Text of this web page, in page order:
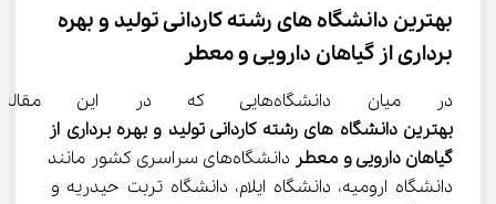
بهترین دانشگاه های رشته ﻛﺎردانی ﺗﻮلید و ﺑﻬﺮه
ﺑﺮداری از گیاﻫﺎن دارویی و ﻣﻌﻄﺮ
در میان دانشگاه‌هایی که در این مقاله معرفی شده است،
بهترین دانشگاه های رشته ﻛﺎردانی ﺗﻮلید و ﺑﻬﺮه ﺑﺮداری از
گیاﻫﺎن دارویی و ﻣﻌﻄﺮ
دانشگاه‌های سراسری کشور مانند
دانشگاه ارومیه، دانشگاه ایلام، دانشگاه تربت حیدریه و